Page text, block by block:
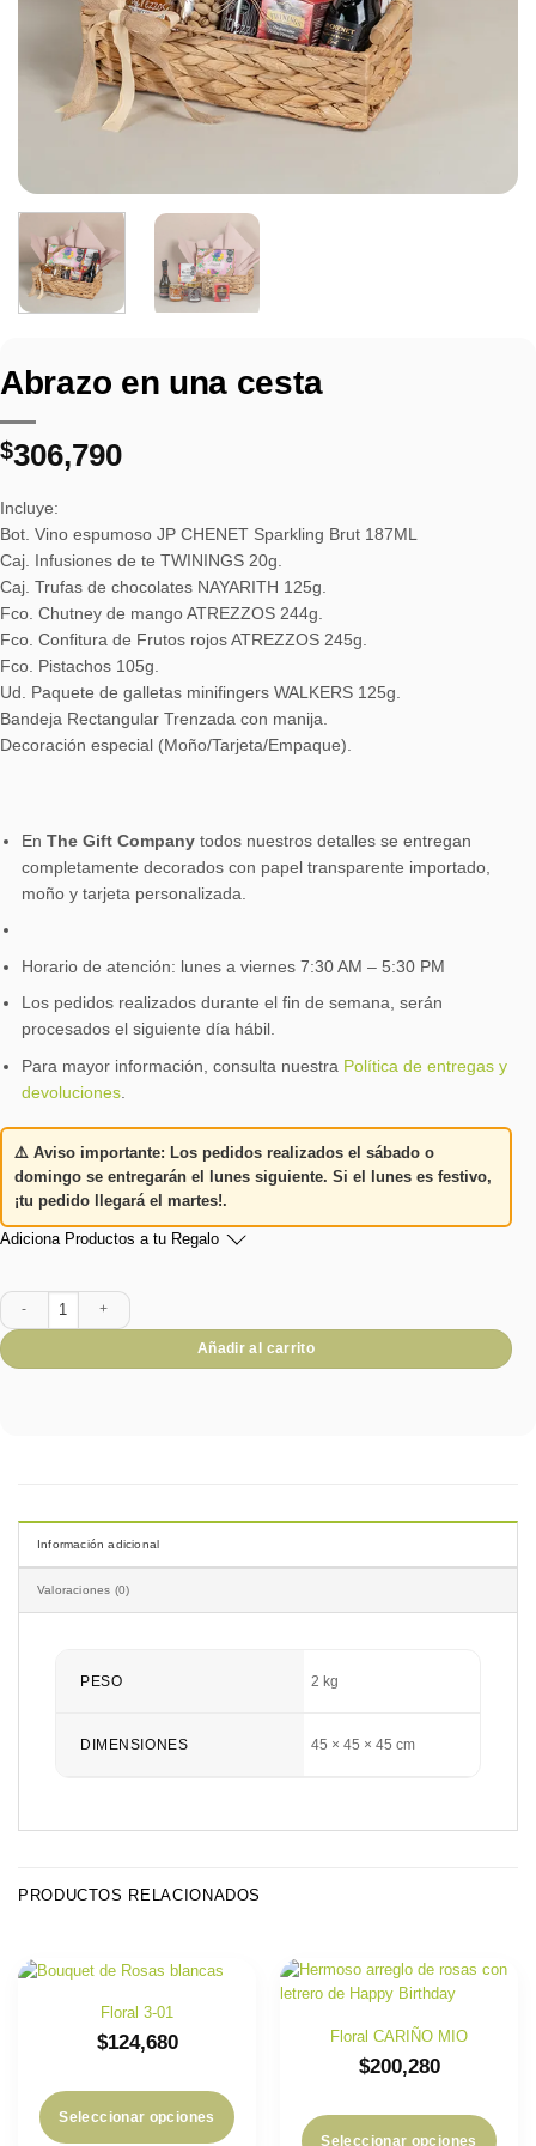
Abrazo en una cesta
$306,790
Incluye:
Bot. Vino espumoso JP CHENET Sparkling Brut 187ML
Caj. Infusiones de te TWININGS 20g.
Caj. Trufas de chocolates NAYARITH 125g.
Fco. Chutney de mango ATREZZOS 244g.
Fco. Confitura de Frutos rojos ATREZZOS 245g.
Fco. Pistachos 105g.
Ud. Paquete de galletas minifingers WALKERS 125g.
Bandeja Rectangular Trenzada con manija.
Decoración especial (Moño/Tarjeta/Empaque).
En The Gift Company todos nuestros detalles se entregan
completamente decorados con papel transparente importado,
moño y tarjeta personalizada.
Horario de atención: lunes a viernes 7:30 AM – 5:30 PM
Los pedidos realizados durante el fin de semana, serán
procesados el siguiente día hábil.
Para mayor información, consulta nuestra Política de entregas y
devoluciones
⚠️ Aviso importante: Los pedidos realizados el sábado o
domingo se entregarán el lunes siguiente. Si el lunes es festivo,
¡tu pedido llegará el martes!.
Adiciona Productos a tu Regalo
Abrazo en una cesta cantidad
Añadir al carrito
Información adicional
Valoraciones (0)
PESO 2 kg
DIMENSIONES 45 × 45 × 45 cm
PRODUCTOS RELACIONADOS
Floral 3-01
$124,680
Seleccionar opciones
Floral CARIÑO MIO
$200,280
Seleccionar opciones